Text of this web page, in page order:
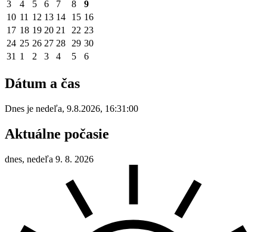
3 4 5 6 7 8
9
10 11 12 13 14 15 16
17 18 19 20 21 22 23
24 25 26 27 28 29 30
31 1 2 3 4 5 6
Dátum a čas
Dnes je nedeľa, 9.8.2026, 16:31:00
Aktuálne počasie
dnes, nedeľa 9. 8. 2026